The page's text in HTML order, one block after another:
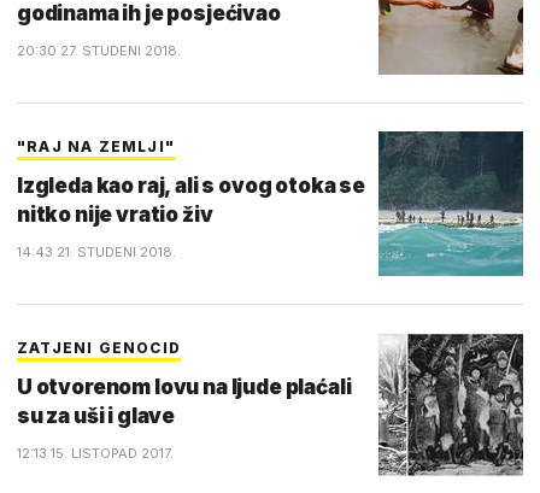
godinama ih je posjećivao
20:30 27. STUDENI 2018.
"RAJ NA ZEMLJI"
Izgleda kao raj, ali s ovog otoka se
nitko nije vratio živ
14:43 21. STUDENI 2018.
ZATJENI GENOCID
U otvorenom lovu na ljude plaćali
su za uši i glave
12:13 15. LISTOPAD 2017.